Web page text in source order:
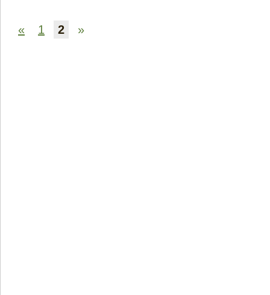
« 1 2 »